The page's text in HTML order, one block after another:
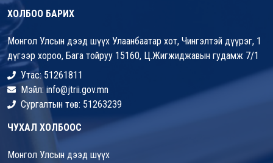
ХОЛБОО БАРИХ
Монгол Улсын дээд шүүх Улаанбаатар хот, Чингэлтэй дүүрэг, 1
дүгээр хороо, Бага тойруу 15160, Ц.Жигжиджавын гудамж 7/1
Утас: 51261811
Мэйл: info@jtrii.gov.mn
Сургалтын төв: 51263239
ЧУХАЛ ХОЛБООС
Монгол Улсын дээд шүүх